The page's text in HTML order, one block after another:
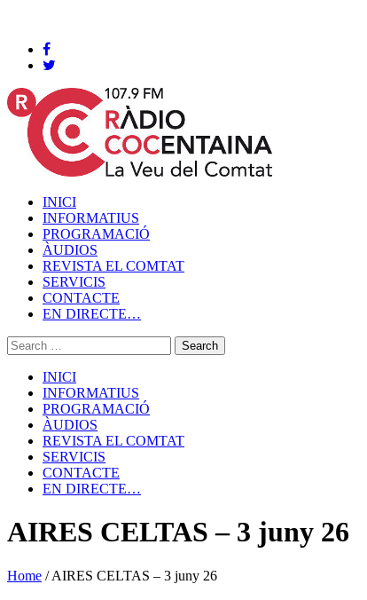
INICI
INFORMATIUS
PROGRAMACIÓ
ÀUDIOS
REVISTA EL COMTAT
SERVICIS
CONTACTE
EN DIRECTE…
INICI
INFORMATIUS
PROGRAMACIÓ
ÀUDIOS
REVISTA EL COMTAT
SERVICIS
CONTACTE
EN DIRECTE…
AIRES CELTAS – 3 juny 26
Home /AIRES CELTAS – 3 juny 26